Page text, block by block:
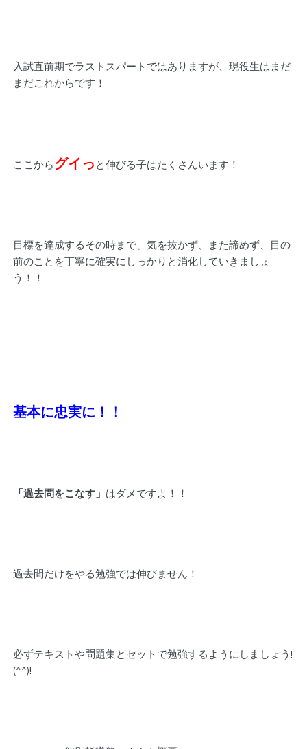
入試直前期でラストスパートではありますが、現役生はまだ
まだこれからです！
ここから グイっ と伸びる子はたくさんいます！
目標を達成するその時まで、気を抜かず、また諦めず、目の
前のことを丁寧に確実にしっかりと消化していきましょ
う！！
基本に忠実に！！
「過去問をこなす」 はダメですよ！！
過去問だけをやる勉強では伸びません！
必ずテキストや問題集とセットで勉強するようにしましょう!
(^^)!